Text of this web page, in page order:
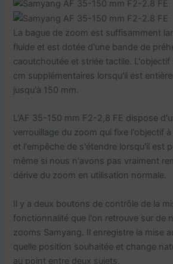
La bague de zoom est suffisamment
fluide et est dotée d'une bande de
caoutchoutée et striée tactile.
cm supplémentaires lorsqu'il est
jusqu'à 150 mm.
L'AF 35-150 mm F2-2,8 FE dispose
verrouillage du zoom qui fixe l'objectif
et l'empêche de s'étendre lorsqu'il est
même si nous n'avons pas vraiment
dérive du zoom en utilisation normale.
Il y a deux boutons de contrôle de la
fonctionnalité que l'on retrouve sur de
zooms Samyang. Il enregistre la mise
quelle position souhaitée et change
au point entre deux sujets.